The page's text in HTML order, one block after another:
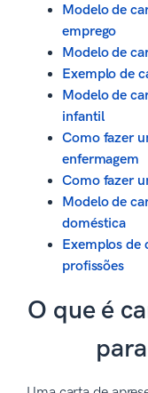
Modelo de
emprego
Modelo de
Exemplo de
Modelo de
infantil
Como fazer
enfermagem
Como fazer
Modelo de
doméstica
Exemplos de
profissões
O que é